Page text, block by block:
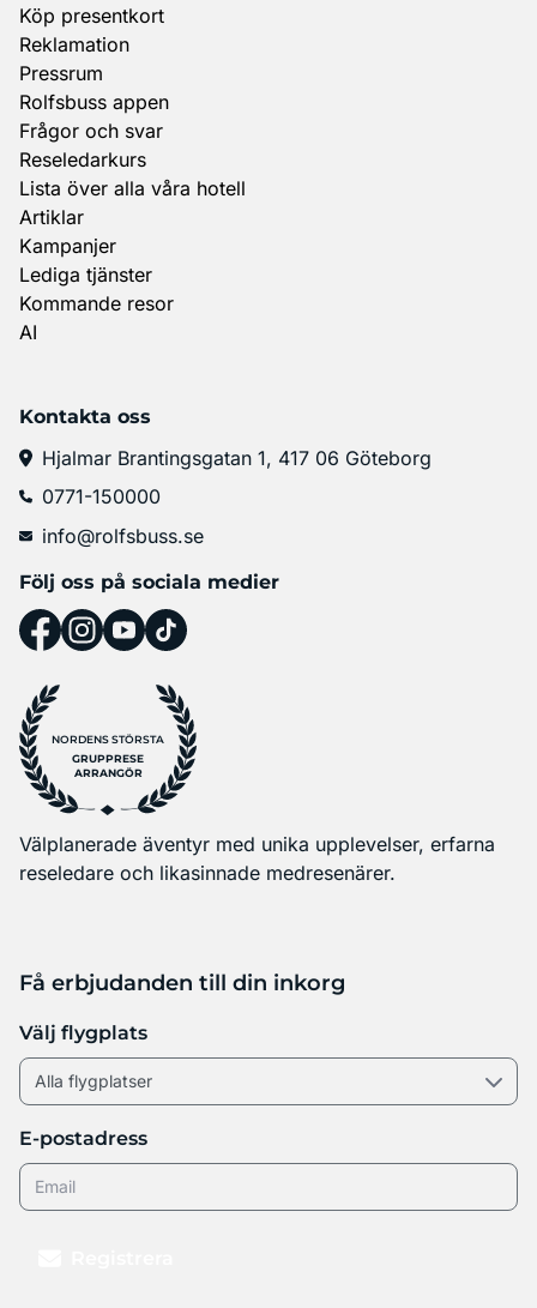
Köp presentkort
Reklamation
Pressrum
Rolfsbuss appen
Frågor och svar
Reseledarkurs
Lista över alla våra hotell
Artiklar
Kampanjer
Lediga tjänster
Kommande resor
AI
Kontakta oss
Hjalmar Brantingsgatan 1, 417 06 Göteborg
0771-150000
info@rolfsbuss.se
Följ oss på sociala medier
NORDENS STÖRSTA
GRUPPRESE
ARRANGÖR
Välplanerade äventyr med unika upplevelser, erfarna
reseledare och likasinnade medresenärer.
Få erbjudanden till din inkorg
Välj flygplats
E-postadress